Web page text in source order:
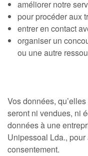
améliorer notre
pour procéder aux
entrer en contact
organiser un
ou une autre
Vos données,
seront ni vendues, ni
données à une
Unipessoal Lda.,
consentement.